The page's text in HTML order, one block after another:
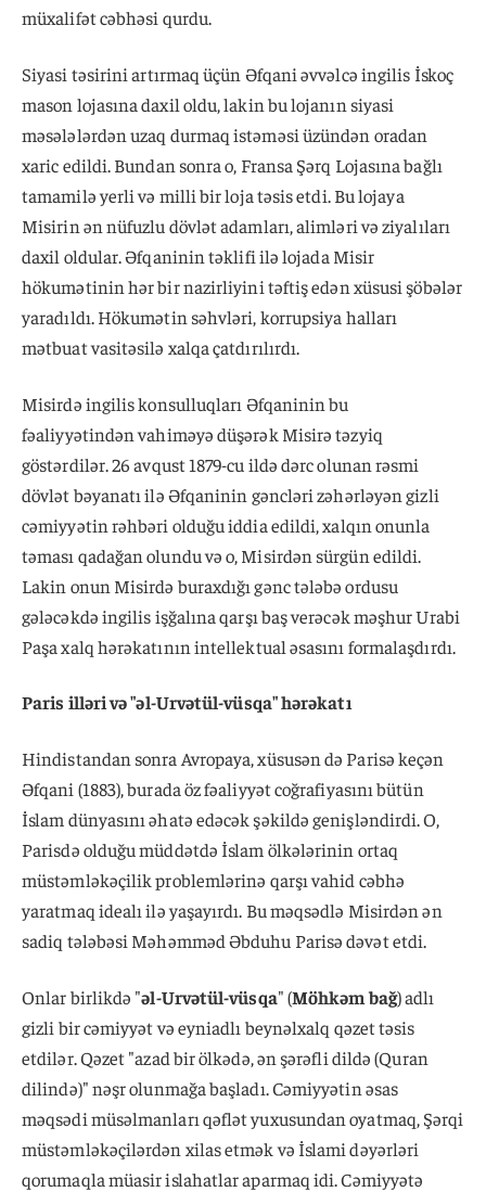
müxalifət cəbhəsi qurdu.
Siyasi təsirini artırmaq üçün Əfqani əvvəlcə ingilis İskoç
mason lojasına daxil oldu, lakin bu lojanın siyasi
məsələlərdən uzaq durmaq istəməsi üzündən oradan
xaric edildi. Bundan sonra o, Fransa Şərq Lojasına bağlı
tamamilə yerli və milli bir loja təsis etdi. Bu lojaya
Misirin ən nüfuzlu dövlət adamları, alimləri və ziyalıları
daxil oldular. Əfqaninin təklifi ilə lojada Misir
hökumətinin hər bir nazirliyini təftiş edən xüsusi şöbələr
yaradıldı. Hökumətin səhvləri, korrupsiya halları
mətbuat vasitəsilə xalqa çatdırılırdı.
Misirdə ingilis konsulluqları Əfqaninin bu
fəaliyyətindən vahiməyə düşərək Misirə təzyiq
göstərdilər. 26 avqust 1879-cu ildə dərc olunan rəsmi
dövlət bəyanatı ilə Əfqaninin gəncləri zəhərləyən gizli
cəmiyyətin rəhbəri olduğu iddia edildi, xalqın onunla
təması qadağan olundu və o, Misirdən sürgün edildi.
Lakin onun Misirdə buraxdığı gənc tələbə ordusu
gələcəkdə ingilis işğalına qarşı baş verəcək məşhur Urabi
Paşa xalq hərəkatının intellektual əsasını formalaşdırdı.
Paris illəri və "əl-Urvətül-vüsqa" hərəkatı
Hindistandan sonra Avropaya, xüsusən də Parisə keçən
Əfqani (1883), burada öz fəaliyyət coğrafiyasını bütün
İslam dünyasını əhatə edəcək şəkildə genişləndirdi. O,
Parisdə olduğu müddətdə İslam ölkələrinin ortaq
müstəmləkəçilik problemlərinə qarşı vahid cəbhə
yaratmaq idealı ilə yaşayırdı. Bu məqsədlə Misirdən ən
sadiq tələbəsi Məhəmməd Əbduhu Parisə dəvət etdi.
Onlar birlikdə "əl-Urvətül-vüsqa" (Möhkəm bağ) adlı
gizli bir cəmiyyət və eyniadlı beynəlxalq qəzet təsis
etdilər. Qəzet "azad bir ölkədə, ən şərəfli dildə (Quran
dilində)" nəşr olunmağa başladı. Cəmiyyətin əsas
məqsədi müsəlmanları qəflət yuxusundan oyatmaq, Şərqi
müstəmləkəçilərdən xilas etmək və İslami dəyərləri
qorumaqla müasir islahatlar aparmaq idi. Cəmiyyətə